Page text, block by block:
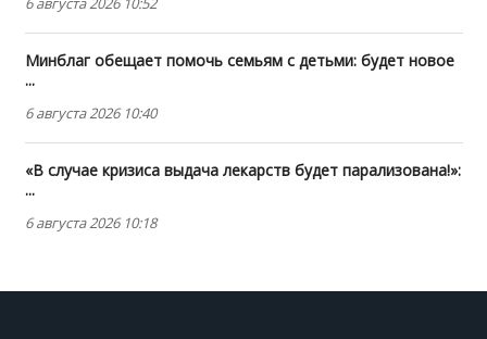
Минблаг обещает помочь семьям с детьми: будет новое
...
6 августа 2026 10:40
«В случае кризиса выдача лекарств будет парализована!»:
...
6 августа 2026 10:18